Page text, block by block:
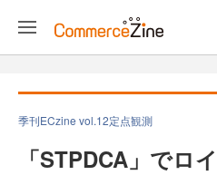
季刊ECzine vol.12定点観測
「STPDCA」でロ